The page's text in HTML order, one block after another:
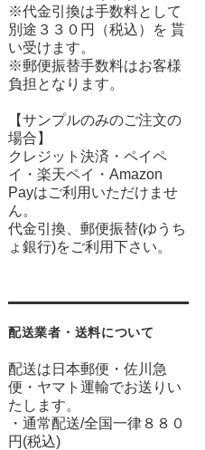
※代金引換は手数料として
別途３３０円（税込）を 貰
い受けます。
※郵便振替手数料はお客様
負担となります。
【サンプルのみのご注文の
場合】
クレジット決済・ペイペ
イ・楽天ペイ・Amazon
Payはご利用いただけませ
ん。
代金引換、郵便振替(ゆうち
ょ銀行)をご利用下さい。
配送業者・送料について
配送は日本郵便・佐川急
便・ヤマト運輸でお送りい
たします。
・通常配送/全国一律８８０
円(税込)